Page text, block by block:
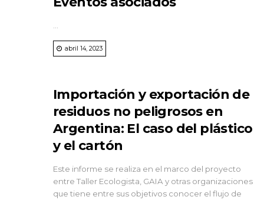
abril 14, 2023
Importación y exportación de
residuos no peligrosos en
Argentina: El caso del plástico
y el cartón
Este informe se realiza en el marco del proyecto
entre Taller Ecologista, GAIA y otras organizaciones
que tiene entre sus objetivos conocer el flujo de